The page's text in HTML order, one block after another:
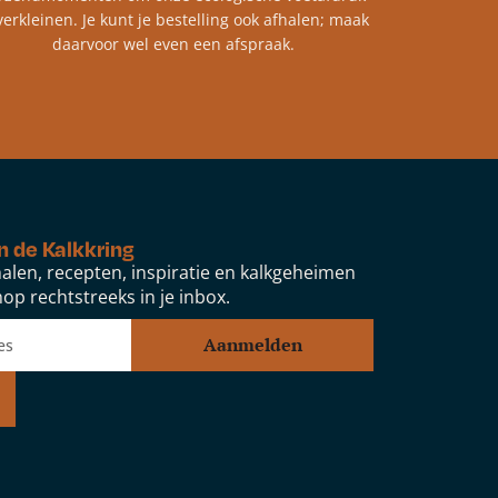
Je kunt je bestelling ook afhalen; maak
daarvoor wel even een afspraak.
de Kalkkring
recepten, inspiratie en kalkgeheimen
rechtstreeks in je inbox.
Aanmelden